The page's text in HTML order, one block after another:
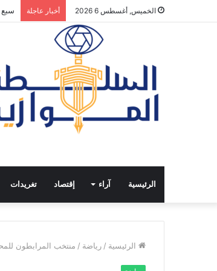
الخميس, أغسطس 6 2026 أخبار عاجلة سبع
الرئيسية آراء إقتصاد تغريدات
الرئيسية / رياضة / منتخب المرابطون للمحليين